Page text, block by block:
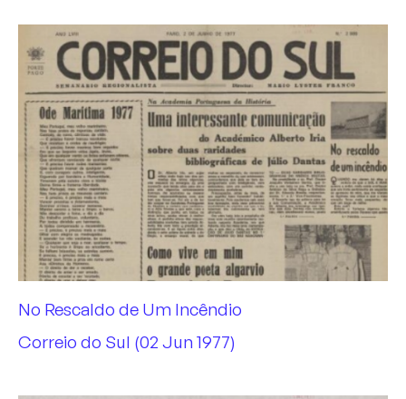
No Rescaldo de Um Incêndio
Correio do Sul (02 Jun 1977)